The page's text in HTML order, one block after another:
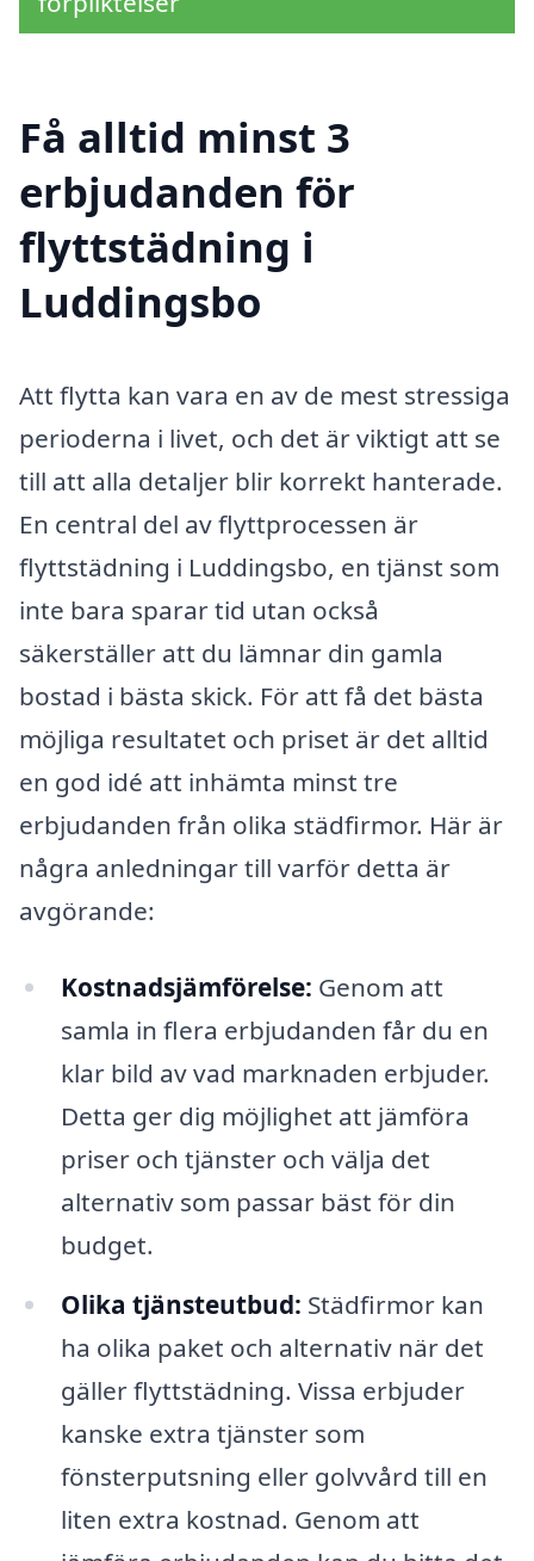
Få alltid minst 3
erbjudanden för
flyttstädning i
Luddingsbo
Att flytta kan vara en av de mest stressiga
perioderna i livet, och det är viktigt att se
till att alla detaljer blir korrekt hanterade.
En central del av flyttprocessen är
flyttstädning i Luddingsbo, en tjänst som
inte bara sparar tid utan också
säkerställer att du lämnar din gamla
bostad i bästa skick. För att få det bästa
möjliga resultatet och priset är det alltid
en god idé att inhämta minst tre
erbjudanden från olika städfirmor. Här är
några anledningar till varför detta är
avgörande:
Kostnadsjämförelse: Genom att
samla in flera erbjudanden får du en
klar bild av vad marknaden erbjuder.
Detta ger dig möjlighet att jämföra
priser och tjänster och välja det
alternativ som passar bäst för din
budget.
Olika tjänsteutbud: Städfirmor kan
ha olika paket och alternativ när det
gäller flyttstädning. Vissa erbjuder
kanske extra tjänster som
fönsterputsning eller golvvård till en
liten extra kostnad. Genom att